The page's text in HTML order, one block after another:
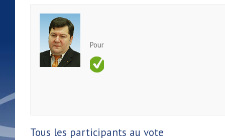
Pour
Tous les participants au vote